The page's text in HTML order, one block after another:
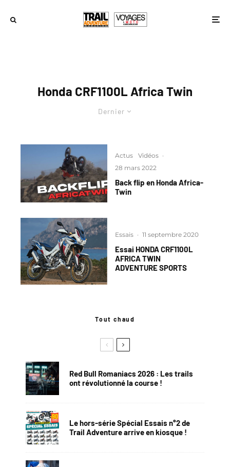
Honda CRF1100L Africa Twin
Dernier
Actus Vidéos ·
28 mars 2022
Back flip en Honda Africa-
Twin
Essais · 11 septembre 2020
Essai HONDA CRF1100L
AFRICA TWIN
ADVENTURE SPORTS
Tout chaud
Red Bull Romaniacs 2026 : Les trails
ont révolutionné la course !
Le hors-série Spécial Essais n°2 de
Trail Adventure arrive en kiosque !